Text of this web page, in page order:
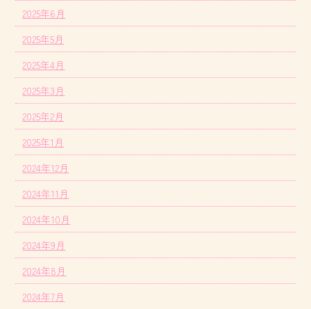
2025年6月
2025年5月
2025年4月
2025年3月
2025年2月
2025年1月
2024年12月
2024年11月
2024年10月
2024年9月
2024年8月
2024年7月